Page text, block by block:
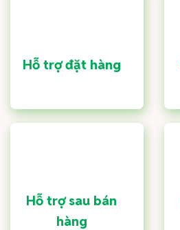
Hỗ trợ đặt hàng
Hỗ trợ sau bán
hàng